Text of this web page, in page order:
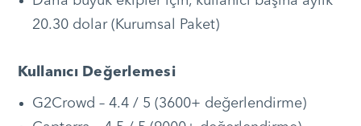
20.30 dolar (Kurumsal Paket)
Kullanıcı Değerlemesi
G2Crowd – 4.4 / 5 (3600+ değerlendirme)